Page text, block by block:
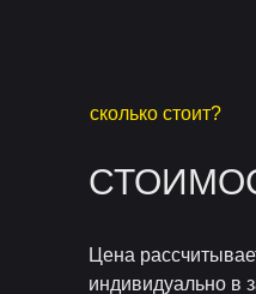
Цена
индивидуально в
сколько стоит?